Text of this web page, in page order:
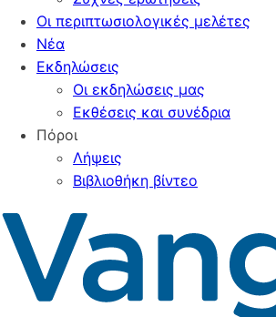
Οι περιπτωσιολογικές μελέτες
Νέα
Εκδηλώσεις
Οι εκδηλώσεις μας
Εκθέσεις και συνέδρια
Πόροι
Λήψεις
Βιβλιοθήκη βίντεο